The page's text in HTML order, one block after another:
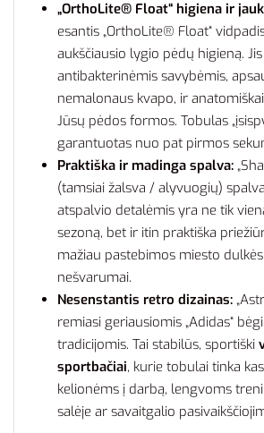
„OrthoLite® Float“ higiena ir
esantis „OrthoLite® Float“
aukščiausio lygio pėdų higieną.
antibakterinėmis savybėmis,
nemalonaus kvapo, ir
Jūsų pėdos formos. Tobulas
garantuotas nuo pat pirmos
Praktiška ir madinga spalva:
(tamsiai žalsva / alyvuogių)
atspalvio detalėmis yra ne tik
sezoną, bet ir itin praktiška
mažiau pastebimos miesto
nešvarumai.
Nesenstantis retro dizainas:
remiasi geriausiomis „Adidas“
tradicijomis. Tai stabilūs, sportiški
sportbačiai, kurie tobulai tinka
kelionėms į darbą, lengvoms
salėje ar savaitgalio